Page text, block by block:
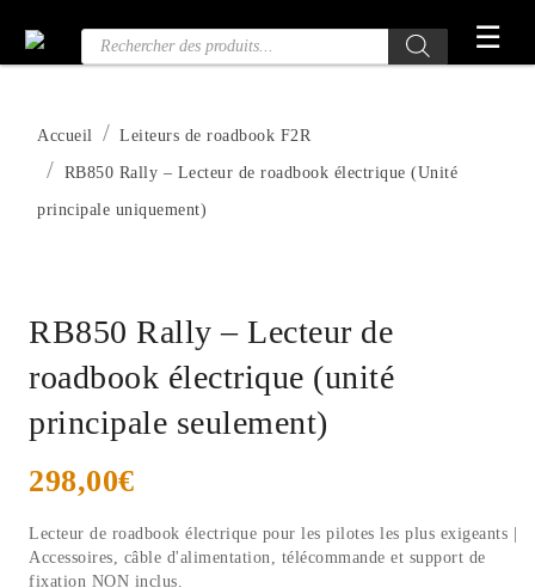
contenu
Recherche
☰
Accueil Leiteurs de roadbook F2R
RB850 Rally – Lecteur de roadbook électrique (Unité
principale uniquement)
RB850 Rally – Lecteur de
roadbook électrique (unité
principale seulement)
298,00€
Lecteur de roadbook électrique pour les pilotes les plus exigeants |
Accessoires, câble d'alimentation, télécommande et support de
fixation NON inclus.